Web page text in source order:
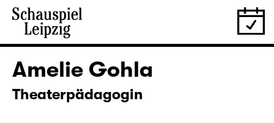
Amelie Gohla
Theaterpädagogin